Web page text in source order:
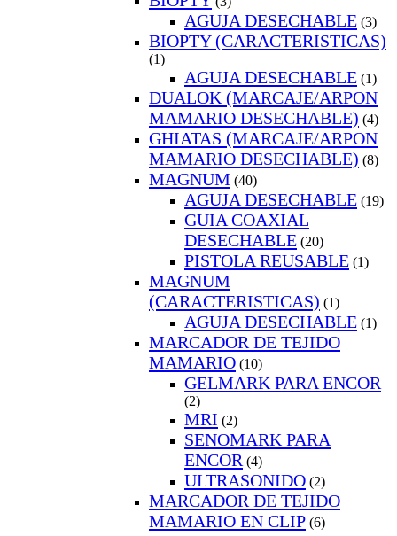
AGUJA DESECHABLE (3)
BIOPTY (CARACTERISTICAS)
(1)
AGUJA DESECHABLE (1)
DUALOK (MARCAJE/ARPON
MAMARIO DESECHABLE) (4)
GHIATAS (MARCAJE/ARPON
MAMARIO DESECHABLE) (8)
MAGNUM (40)
AGUJA DESECHABLE (19)
GUIA COAXIAL
DESECHABLE (20)
PISTOLA REUSABLE (1)
MAGNUM
(CARACTERISTICAS) (1)
AGUJA DESECHABLE (1)
MARCADOR DE TEJIDO
MAMARIO (10)
GELMARK PARA ENCOR
(2)
MRI (2)
SENOMARK PARA
ENCOR (4)
ULTRASONIDO (2)
MARCADOR DE TEJIDO
MAMARIO EN CLIP (6)